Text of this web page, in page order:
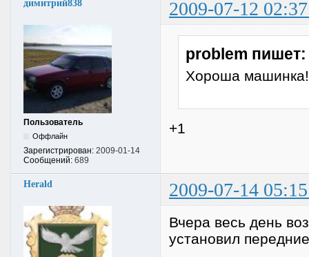
димитрий838 2009-07-12
Пользователь
Оффлайн
Зарегистрирован: 2009-01-14
Сообщений: 689
problem пишет:
Хороша
+1
Herald 2009-07-14
Вчера весь день
установил